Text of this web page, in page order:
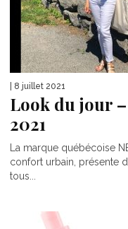
| 8 juillet 2021
Look du jour
2021
La marque québécoise
confort urbain, présente
tous...